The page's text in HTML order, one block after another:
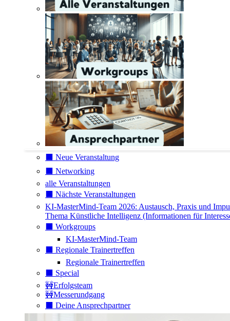
⬛️ Neue Veranstaltung
⬛️ Networking
alle Veranstaltungen
⬛️ Nächste Veranstaltungen
KI-MasterMind-Team 2026: Austausch, Praxis und
Thema Künstliche Intelligenz (Informationen für
⬛️ Workgroups
KI-MasterMind-Team
⬛️ Regionale Trainertreffen
Regionale Trainertreffen
⬛️ Special
🚧Erfolgsteam
🚧Messerundgang
⬛️ Deine Ansprechpartner